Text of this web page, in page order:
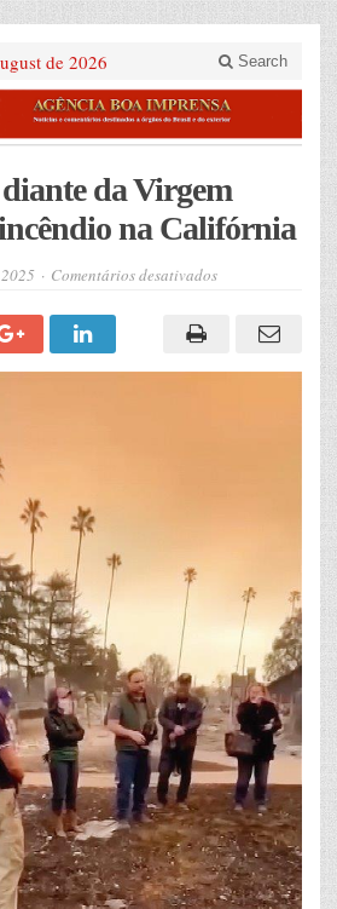
de 2026 Search
da Virgem
na Califórnia
Comentários desativadosem
intacta